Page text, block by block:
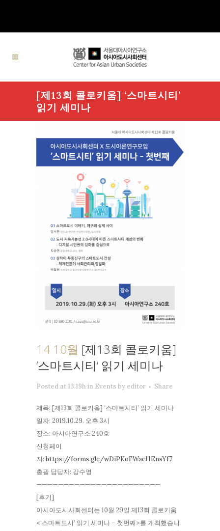
[제13회 콜로키움] ‘스마트시티’
읽기 세미나
14 10월 [제13회 콜로키움]
‘스마트시티’ 읽기 세미나
Posted at 13:19h in Events by editor Share
제목: [제13회 콜로키움] ‘스마트시티’ 읽기 세미나
일자: 2019.10.29. 오후 3시
장소: 아시아연구소 240호
신청페이
지: https://forms.gle/wDiPKoFWacHEnsYf7
총괄 담당자: 강수영
———————————————————————
[후기]
아시아도시사회센터는 10월 29일 제13회 콜로키움
<‘스마트도시’ 읽기 세미나 – 첫번째>를 개최했습니